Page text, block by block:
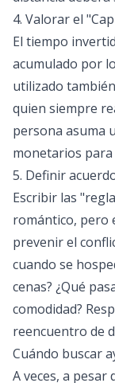
4. Valorar el
El tiempo
acumulado por
utilizado
quien siempre
persona asuma
monetarios
5. Definir
Escribir las
romántico, pero
prevenir el
cuando se
cenas? ¿Qué
comodidad?
reencuentro de
Cuándo buscar
A veces, a